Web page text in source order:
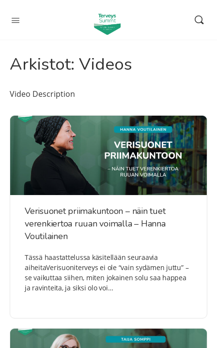
Arkistot: Videos
Video Description
Verisuonet priimakuntoon – näin tuet
verenkiertoa ruuan voimalla – Hanna
Voutilainen
Tässä haastattelussa käsitellään seuraavia
aiheitaVerisuoniterveys ei ole “vain sydämen juttu” –
se vaikuttaa siihen, miten jokainen solu saa happea
ja ravinteita, ja siksi olo voi…